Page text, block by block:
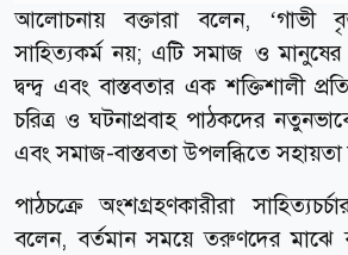
আলোচনায় বক্তারা বলেন, ‘গাভী
সাহিত্যকর্ম নয়; এটি সমাজ ও মানুষের
দ্বন্দ্ব এবং বাস্তবতার এক শক্তিশালী
চরিত্র ও ঘটনাপ্রবাহ পাঠকদের
এবং সমাজ-বাস্তবতা উপলব্ধিতে
পাঠচক্রে অংশগ্রহণকারীরা
বলেন, বর্তমান সময়ে তরুণদের